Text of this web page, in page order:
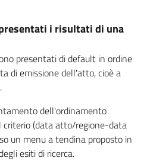
i risultati di una
presentati di default in ordine
di emissione dell'atto, cioè a
dell'ordinamento
criterio (data atto/regione-data
un menu a tendina proposto in
esiti di ricerca.